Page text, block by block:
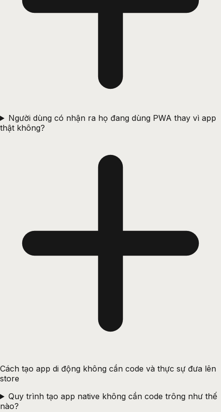
Người dùng có nhận ra họ đang dùng PWA thay vì app
thật không?
Cách tạo app di động không cần code và thực sự đưa lên
store
Quy trình tạo app native không cần code trông như thế
nào?